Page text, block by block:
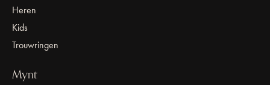
Heren
Kids
Trouwringen
Mynt